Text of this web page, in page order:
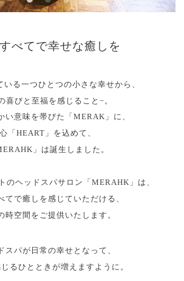
べてで幸せな癒しを
いる一つひとつの小さな幸せから、
喜びと至福を感じること−。
い意味を帯びた「MERAK」に、
心「HEART」を込めて、
」は誕生しました。
のヘッドスパサロン「MERAHK」は、
てで癒しを感じていただける、
時空間をご提供いたします。
スパが日常の幸せとなって、
るひとときが増えますように。